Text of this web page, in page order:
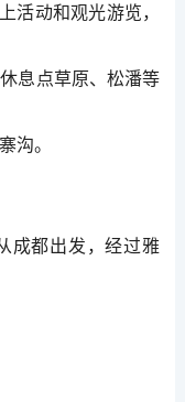
活动和观光游览，
息点草原、松潘等
沟。
成都出发，经过雅